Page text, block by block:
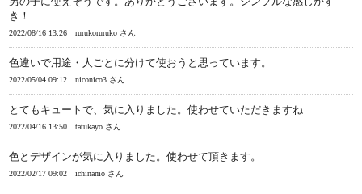
き！
2022/08/16 13:26 rurukoruruko さん
色違いで用途・人ごとに分けて使おうと思っています。
2022/05/04 09:12 niconico3 さん
とてもキュートで、気に入りました。使わせていただきますね
2022/04/16 13:50 tatukayo さん
色とデザインが気に入りました。使わせて頂きます。
2022/02/17 09:02 ichinamo さん